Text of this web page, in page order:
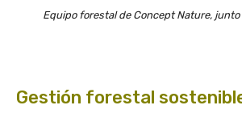
Equipo forestal de Concept Nature, junto
Gestión forestal